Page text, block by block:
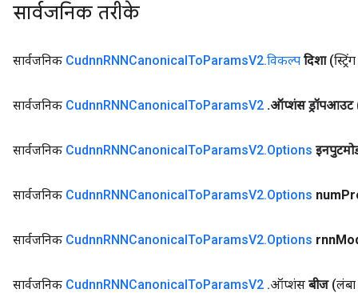
सार्वजनिक तरीके
सार्वजनिक CudnnRNNCanonicalToParamsV2.विकल्प दिशा
सार्वजनिक CudnnRNNCanonicalToParamsV2 .ऑप्शंस ड्रॉपआउट
सार्वजनिक CudnnRNNCanonicalToParamsV2.Options
सार्वजनिक CudnnRNNCanonicalToParamsV2.Options num
सार्वजनिक CudnnRNNCanonicalToParamsV2.Options rnn
सार्वजनिक CudnnRNNCanonicalToParamsV2 .ऑप्शंस बीज